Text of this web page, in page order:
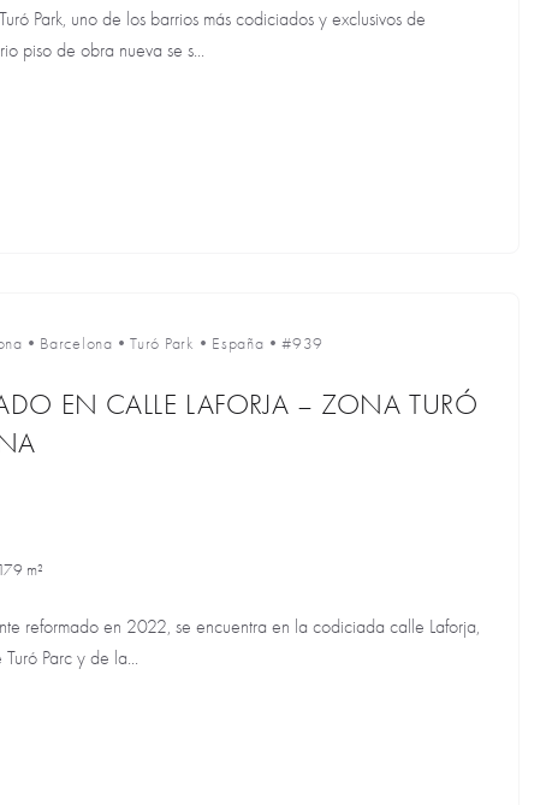
Park, uno de los barrios más codiciados y exclusivos de
piso de obra nueva se s...
• Barcelona •Turó Park • España •#939
EN CALLE LAFORJA – ZONA TURÓ
179 m²
reformado en 2022, se encuentra en la codiciada calle Laforja,
Parc y de la...